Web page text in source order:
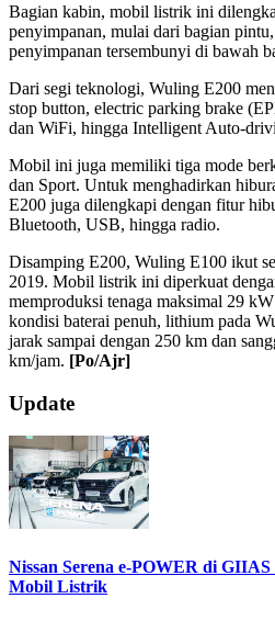
Bagian kabin, mobil listrik ini
penyimpanan, mulai dari bagian
penyimpanan tersembunyi di bawah
Dari segi teknologi, Wuling E200
stop button, electric parking brake
dan WiFi, hingga Intelligent Auto-
Mobil ini juga memiliki tiga mode
dan Sport. Untuk menghadirkan
E200 juga dilengkapi dengan fitur
Bluetooth, USB, hingga radio.
Disamping E200, Wuling E100 ikut
2019. Mobil listrik ini diperkuat
memproduksi tenaga maksimal 29
kondisi baterai penuh, lithium pada
jarak sampai dengan 250 km dan
km/jam. [Po/Ajr]
2019-
09-
03
Update
Nissan Serena e-POWER di
Mobil Listrik